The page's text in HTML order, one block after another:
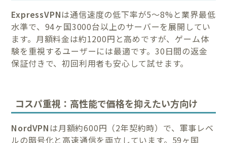
ExpressVPNは通信速度の低下率が5〜8%と業界最低
水準で、94ヶ国3000台以上のサーバーを展開してい
ます。月額料金は約1200円と高めですが、ゲーム体
験を重視するユーザーには最適です。30日間の返金
保証付きで、初回利用者も安心して試せます。
コスパ重視：高性能で価格を抑えたい方向け
NordVPNは月額約600円（2年契約時）で、軍事レベ
ルの暗号化と高速通信を両立しています。59ヶ国